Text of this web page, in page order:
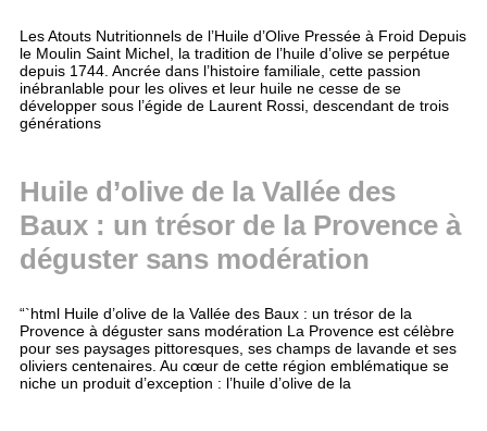
Les Atouts Nutritionnels de l’Huile d’Olive Pressée à Froid Depuis
le Moulin Saint Michel, la tradition de l’huile d’olive se perpétue
depuis 1744. Ancrée dans l’histoire familiale, cette passion
inébranlable pour les olives et leur huile ne cesse de se
développer sous l’égide de Laurent Rossi, descendant de trois
générations
Huile d’olive de la Vallée des
Baux : un trésor de la Provence à
déguster sans modération
“`html Huile d’olive de la Vallée des Baux : un trésor de la
Provence à déguster sans modération La Provence est célèbre
pour ses paysages pittoresques, ses champs de lavande et ses
oliviers centenaires. Au cœur de cette région emblématique se
niche un produit d’exception : l’huile d’olive de la